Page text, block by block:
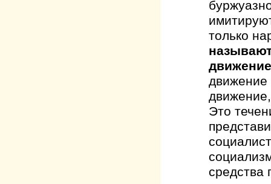
только
движение
Это
средства